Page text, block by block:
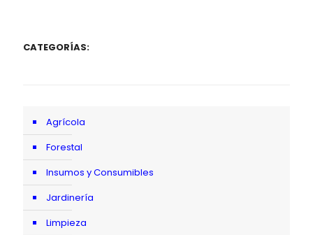
CATEGORÍAS:
Agrícola
Forestal
Insumos y Consumibles
Jardinería
Limpieza